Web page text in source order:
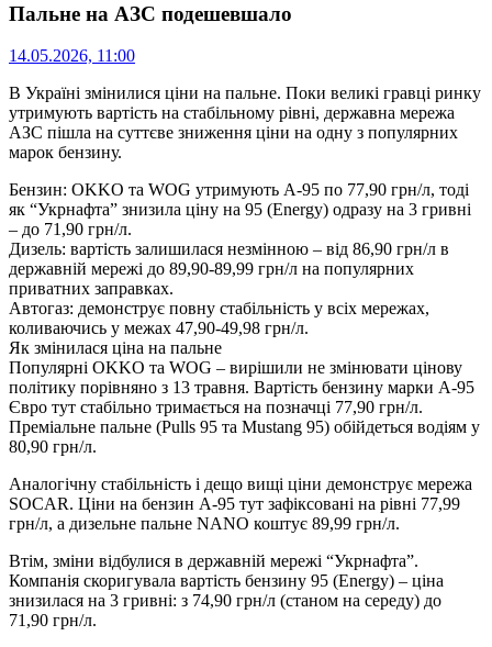
Пальне на АЗС подешевшало
14.05.2026, 11:00
В Україні змінилися ціни на пальне. Поки великі гравці ринку
утримують вартість на стабільному рівні, державна мережа
АЗС пішла на суттєве зниження ціни на одну з популярних
марок бензину.
Бензин: OKKO та WOG утримують А-95 по 77,90 грн/л, тоді
як “Укрнафта” знизила ціну на 95 (Energy) одразу на 3 гривні
– до 71,90 грн/л.
Дизель: вартість залишилася незмінною – від 86,90 грн/л в
державній мережі до 89,90-89,99 грн/л на популярних
приватних заправках.
Автогаз: демонструє повну стабільність у всіх мережах,
коливаючись у межах 47,90-49,98 грн/л.
Як змінилася ціна на пальне
Популярні OKKO та WOG – вирішили не змінювати цінову
політику порівняно з 13 травня. Вартість бензину марки А-95
Євро тут стабільно тримається на позначці 77,90 грн/л.
Преміальне пальне (Pulls 95 та Mustang 95) обійдеться водіям у
80,90 грн/л.
Аналогічну стабільність і дещо вищі ціни демонструє мережа
SOCAR. Ціни на бензин А-95 тут зафіксовані на рівні 77,99
грн/л, а дизельне пальне NANO коштує 89,99 грн/л.
Втім, зміни відбулися в державній мережі “Укрнафта”.
Компанія скоригувала вартість бензину 95 (Energy) – ціна
знизилася на 3 гривні: з 74,90 грн/л (станом на середу) до
71,90 грн/л.